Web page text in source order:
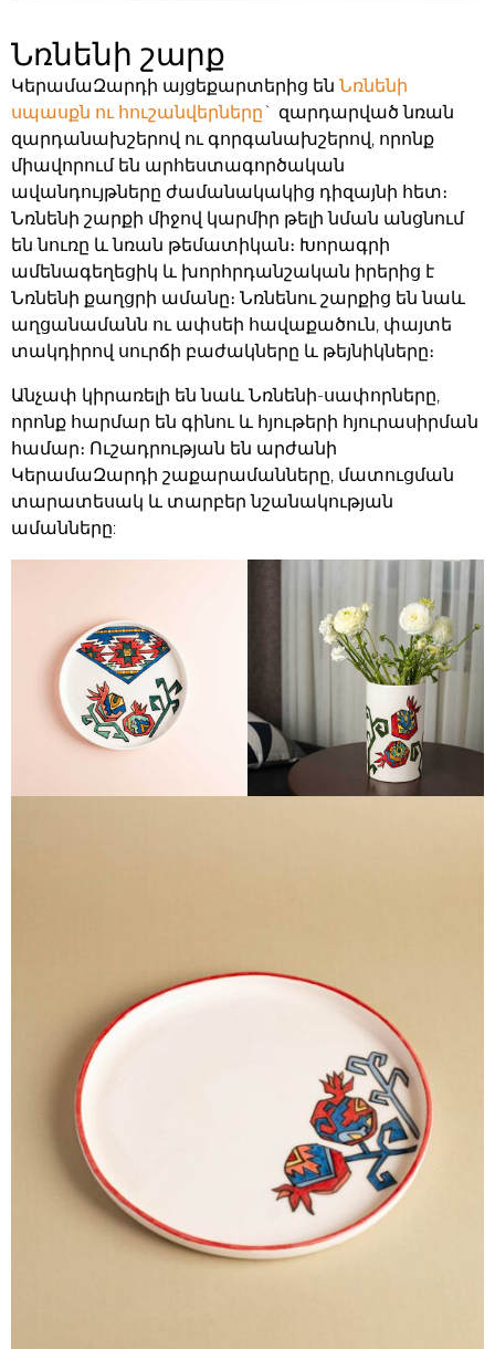
Նռնենի շարք
ԿերամաԶարդի այցեքարտերից են Նռնենի
սպասքն ու հուշանվերները` զարդարված նռան
զարդանախշերով ու գորգանախշերով, որոնք
միավորում են արհեստագործական
ավանդույթները ժամանակակից դիզայնի հետ։
Նռնենի շարքի միջով կարմիր թելի նման անցնում
են նուռը և նռան թեմատիկան։ Խորագրի
ամենագեղեցիկ և խորհրդանշական իրերից է
Նռնենի քաղցրի ամանը։ Նռնենու շարքից են նաև
աղցանամանն ու ափսեի հավաքածուն, փայտե
տակդիրով սուրճի բաժակները և թեյնիկները։
Անչափ կիրառելի են նաև Նռնենի-սափորները,
որոնք հարմար են գինու և հյութերի հյուրասիրման
համար։ Ուշադրության են արժանի
ԿերամաԶարդի շաքարամանները, մատուցման
տարատեսակ և տարբեր նշանակության
ամանները: